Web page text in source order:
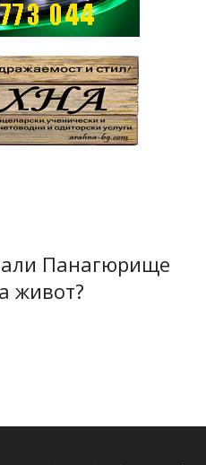
Панагюрище
живот?